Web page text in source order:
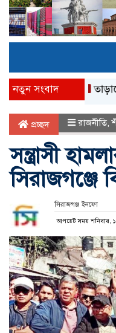
নতুন সংবাদ তাড়াশে
প্রচ্ছদ রাজনীতি,
সন্ত্রাসী
সিরাজগঞ্জে
সিরাজগঞ্জ ইনফো
আপডেট সময় শনিবার,